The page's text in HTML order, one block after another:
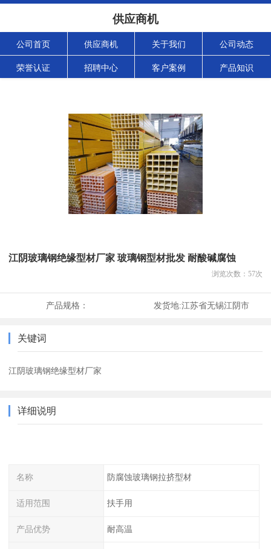
供应商机
公司首页 供应商机 关于我们 公司动态
荣誉认证 招聘中心 客户案例 产品知识
江阴玻璃钢绝缘型材厂家 玻璃钢型材批发 耐酸碱腐蚀
浏览次数： 57次
产品规格： 发货地:江苏省无锡江阴市
关键词
江阴玻璃钢绝缘型材厂家
详细说明
名称 防腐蚀玻璃钢拉挤型材
适用范围 扶手用
产品优势 耐高温